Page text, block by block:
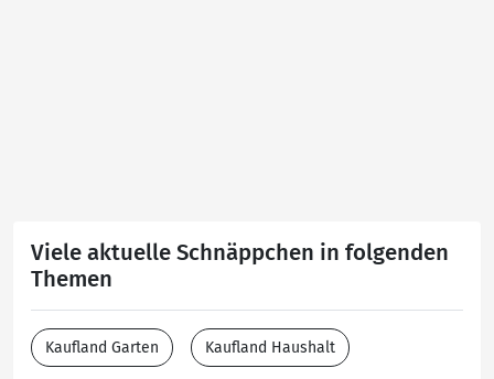
Viele aktuelle Schnäppchen in folgenden
Themen
Kaufland Garten Kaufland Haushalt